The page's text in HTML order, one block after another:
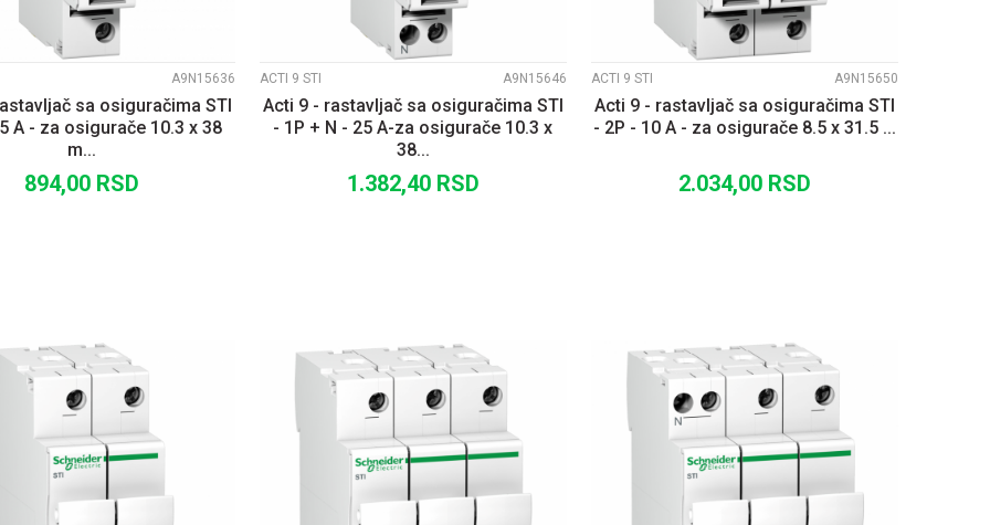
A9N15636
sa osiguračima STI
A - za osigurače 10.3 x 38
m...
894,00 RSD
ACTI 9 STI A9N15646
Acti 9 - rastavljač sa osiguračima STI
- 1P + N - 25 A-za osigurače 10.3 x
38...
1.382,40 RSD
ACTI 9 STI A9N15650
Acti 9 - rastavljač sa osiguračima STI
- 2P - 10 A - za osigurače 8.5 x 31.5 ...
2.034,00 RSD